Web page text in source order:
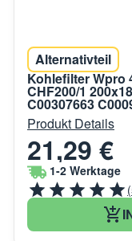
Alternativteil
Kohlefilter Wpro
CHF200/1
C00307663
Produkt Details
21,29 €
1-2 Werktage